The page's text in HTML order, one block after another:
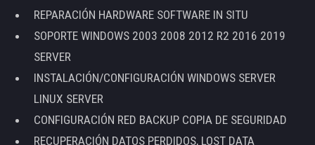
REPARACIÓN HARDWARE SOFTWARE IN SITU
SOPORTE WINDOWS 2003 2008 2012 R2 2016 2019
SERVER
INSTALACIÓN/CONFIGURACIÓN WINDOWS SERVER
LINUX SERVER
CONFIGURACIÓN RED BACKUP COPIA DE SEGURIDAD
RECUPERACIÓN DATOS PERDIDOS, LOST DATA